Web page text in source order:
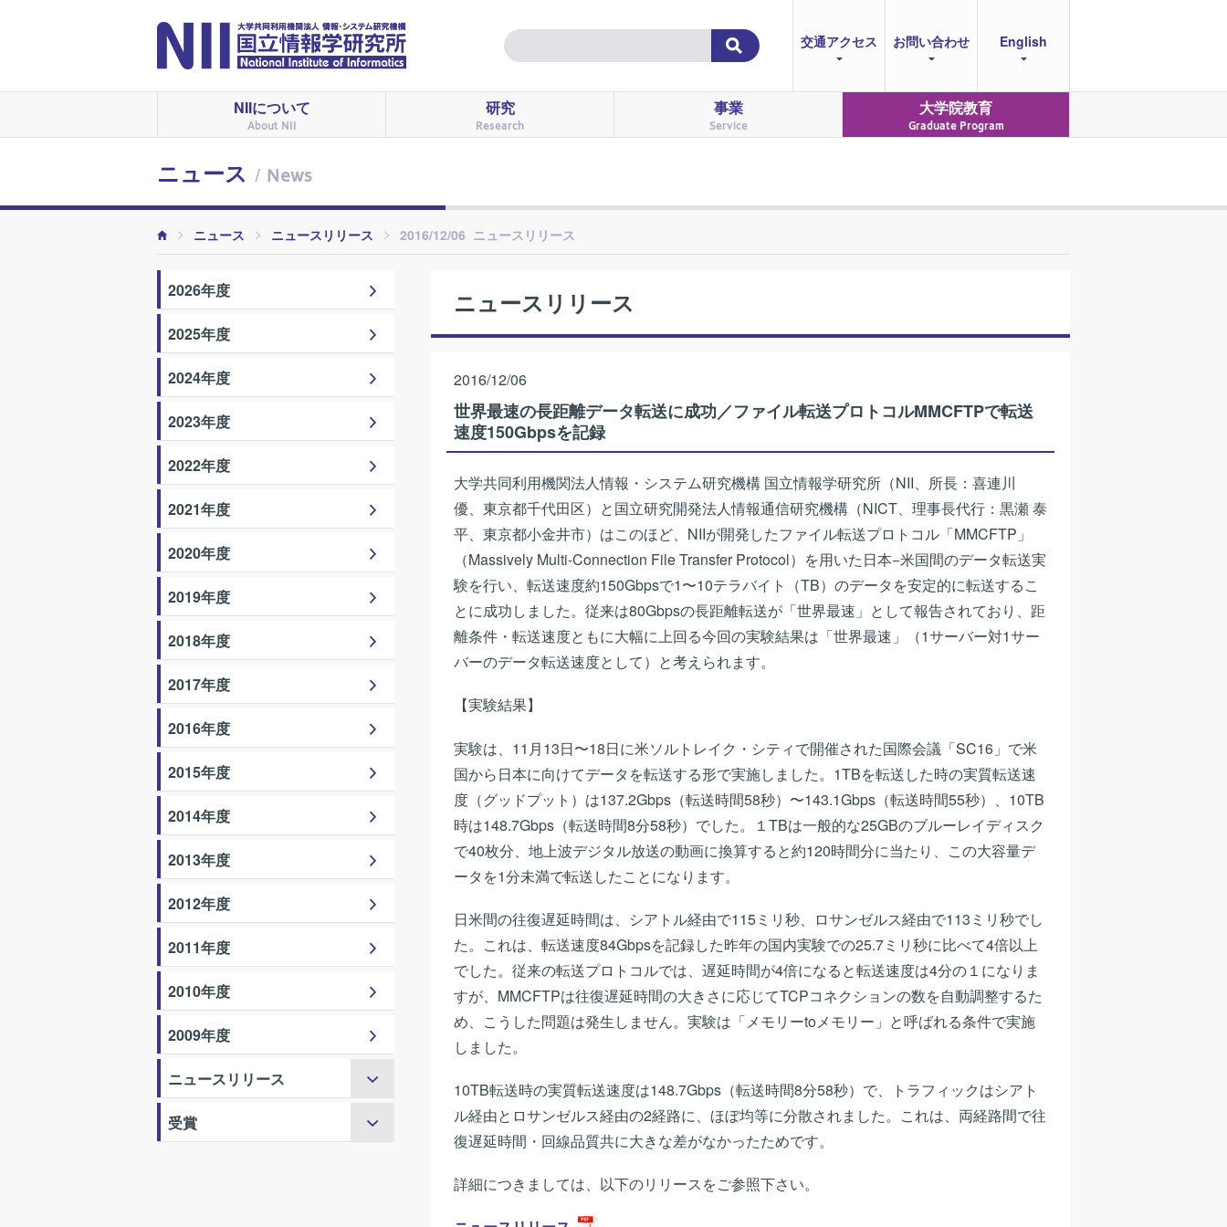
交通アクセス お問い合わせ English
NIIについて
About NII
研究
Research
事業
Service
大学院教育
Graduate Program
ニュース / News
ニュース ニュースリリース 2016/12/06 ニュースリリース
ニュースリリース
2016/12/06
世界最速の長距離データ転送に成功／ファイル転送プロトコルMMCFTPで転送
速度150Gbpsを記録
大学共同利用機関法人情報・システム研究機構 国立情報学研究所（NII、所長：喜連川
優、東京都千代田区）と国立研究開発法人情報通信研究機構（NICT、理事長代行：黒瀬 泰
平、東京都小金井市）はこのほど、NIIが開発したファイル転送プロトコル「MMCFTP」
（Massively Multi-Connection File Transfer Protocol）を用いた日本−米国間のデータ転送実
験を行い、転送速度約150Gbpsで1〜10テラバイト（TB）のデータを安定的に転送するこ
とに成功しました。従来は80Gbpsの長距離転送が「世界最速」として報告されており、距
離条件・転送速度ともに大幅に上回る今回の実験結果は「世界最速」（1サーバー対1サー
バーのデータ転送速度として）と考えられます。
【実験結果】
実験は、11月13日〜18日に米ソルトレイク・シティで開催された国際会議「SC16」で米
国から日本に向けてデータを転送する形で実施しました。1TBを転送した時の実質転送速
度（グッドプット）は137.2Gbps（転送時間58秒）〜143.1Gbps（転送時間55秒）、10TB
時は148.7Gbps（転送時間8分58秒）でした。１TBは一般的な25GBのブルーレイディスク
で40枚分、地上波デジタル放送の動画に換算すると約120時間分に当たり、この大容量デ
ータを1分未満で転送したことになります。
日米間の往復遅延時間は、シアトル経由で115ミリ秒、ロサンゼルス経由で113ミリ秒でし
た。これは、転送速度84Gbpsを記録した昨年の国内実験での25.7ミリ秒に比べて4倍以上
でした。従来の転送プロトコルでは、遅延時間が4倍になると転送速度は4分の１になりま
すが、MMCFTPは往復遅延時間の大きさに応じてTCPコネクションの数を自動調整するた
め、こうした問題は発生しません。実験は「メモリーtoメモリー」と呼ばれる条件で実施
しました。
10TB転送時の実質転送速度は148.7Gbps（転送時間8分58秒）で、トラフィックはシアト
ル経由とロサンゼルス経由の2経路に、ほぼ均等に分散されました。これは、両経路間で往
復遅延時間・回線品質共に大きな差がなかったためです。
詳細につきましては、以下のリリースをご参照下さい。
2026年度
2025年度
2024年度
2023年度
2022年度
2021年度
2020年度
2019年度
2018年度
2017年度
2016年度
2015年度
2014年度
2013年度
2012年度
2011年度
2010年度
2009年度
ニュースリリース
受賞